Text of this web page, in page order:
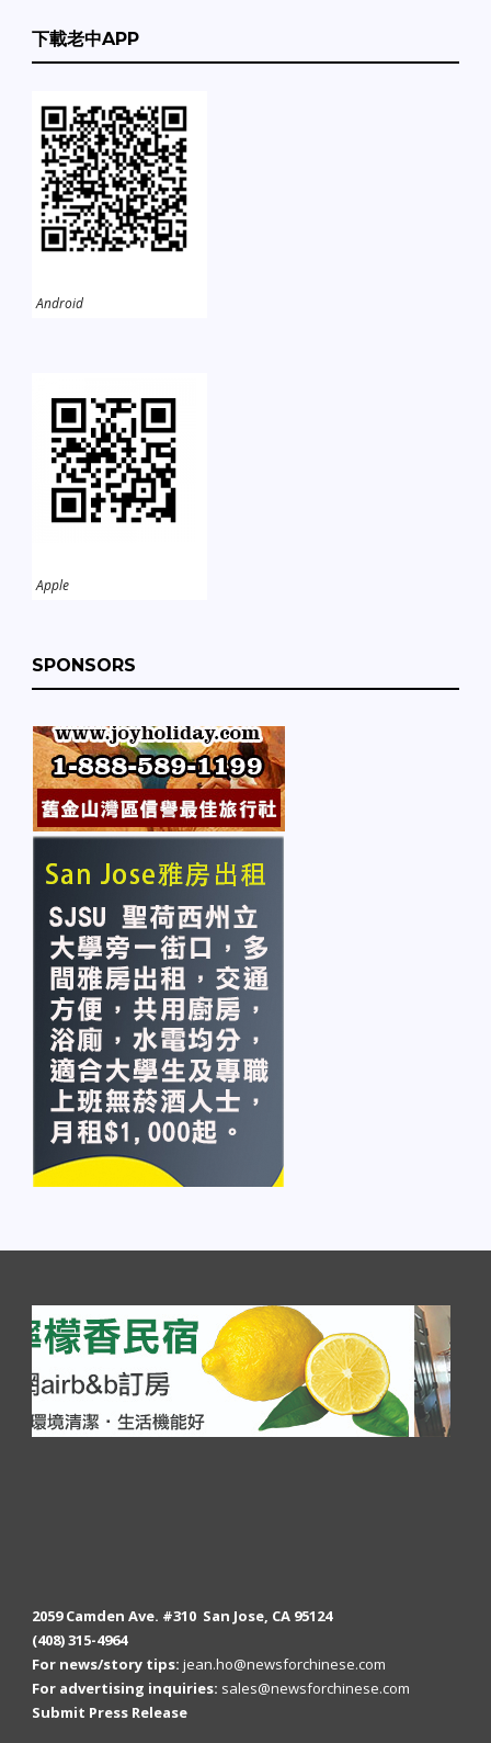
下載老中APP
Android
Apple
SPONSORS
2059 Camden Ave. #310 San Jose, CA 95124
(408) 315-4964
For news/story tips: jean.ho@newsforchinese.com
For advertising inquiries: sales@newsforchinese.com
Submit Press Release